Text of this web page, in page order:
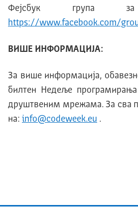
Фејсбук група за
https://www.facebook.com/
ВИШЕ ИНФОРМАЦИЈА:
За више информација,
билтен Недеље
друштвеним мрежама. За сва
на: info@codeweek.eu .